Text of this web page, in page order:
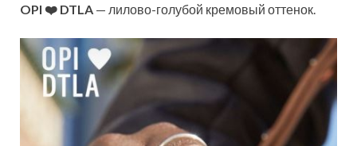
OPI ❤️ DTLA — лилово-голубой кремовый оттенок.